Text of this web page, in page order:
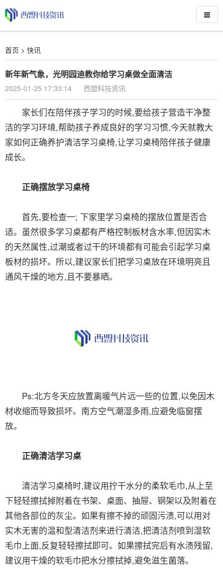
首页 > 快讯
新年新气象，光明园迪教你给学习桌做全面清洁
2025-01-25 17:33:14 西盟科技资讯
家长们在陪伴孩子学习的时候,要给孩子营造干净整
洁的学习环境,帮助孩子养成良好的学习习惯,今天就教大
家如何正确养护清洁学习桌椅,让学习桌椅陪伴孩子健康
成长。
正确摆放学习桌椅
首先,要检查一; 下家里学习桌椅的摆放位置是否合
适。虽然很多学习桌都有严格控制板材含水率,但因实木
的天然属性,过潮或者过干的环境都有可能会引起学习桌
板材的损坏。所以,建议家长们把学习桌放在环境明亮且
通风干燥的地方,且不要暴晒。
Ps:北方冬天应放置离暖气片远一些的位置,以免因木
材收缩而导致损坏。南方空气潮湿多雨,应避免临窗摆
放。
正确清洁学习桌
清洁学习桌椅时,建议用拧干水分的柔软毛巾,从上至
下轻轻擦拭掉附着在书架、桌面、抽屉、钢架以及附着在
其他各部位的灰尘。如果有擦不掉的顽固污渍,可以用对
实木无害的温和型清洁剂来进行清洁,把清洁剂喷到湿软
毛巾上面,反复轻轻擦拭即可。如果擦拭完后有水渍残留,
建议用干燥的软毛巾把水分擦拭掉,避免滋生菌落。